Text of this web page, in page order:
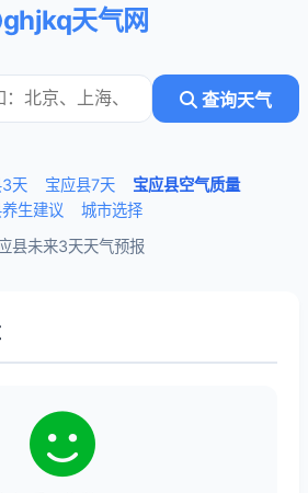
ghjkq天气网
查询天气
3天 宝应县7天
宝应县空气质量
生建议
城市选择
县未来3天天气预报